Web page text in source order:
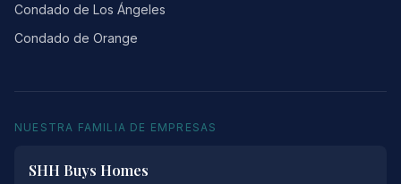
Condado de Los Ángeles
Condado de Orange
NUESTRA FAMILIA DE EMPRESAS
SHH Buys Homes